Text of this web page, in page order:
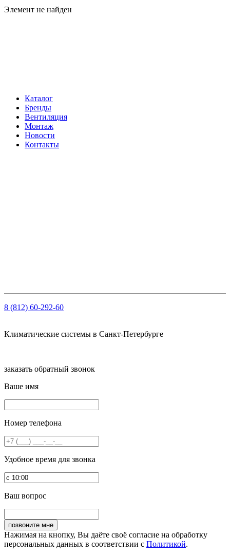
Элемент не найден
Каталог
Бренды
Вентиляция
Монтаж
Новости
Контакты
8 (812) 60-292-60
Климатические системы в Санкт-Петербурге
заказать обратный звонок
Ваше имя
Номер телефона
Удобное время для звонка
Ваш вопрос
Нажимая на кнопку, Вы даёте своё согласие на обработку
персональных данных в соответствии с Политикой.